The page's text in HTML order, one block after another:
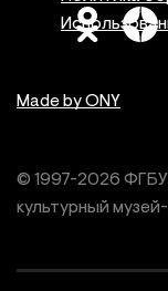
Made by ONY
© 1997-2026
культурный